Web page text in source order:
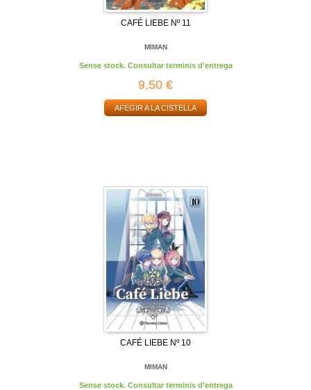
CAFÉ LIEBE Nº 11
MIMAN
Sense stock. Consultar terminis d'entrega
9,50 €
AFEGIR A LA CISTELLA
CAFÉ LIEBE Nº 10
MIMAN
Sense stock. Consultar terminis d'entrega